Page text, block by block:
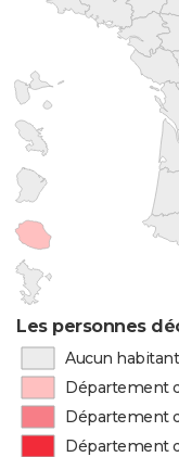
Les personnes
Aucun
Département
Département
Département